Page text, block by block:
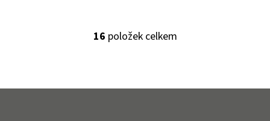
O
Á
16 položek celkem